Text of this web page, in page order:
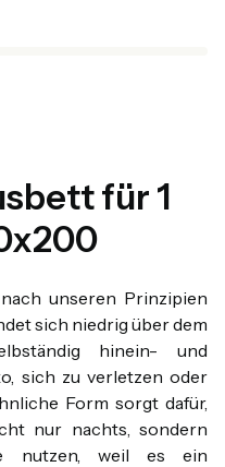
für 1
unseren Prinzipien
sich niedrig über dem
hinein- und
sich zu verletzen oder
Form sorgt dafür,
nur nachts, sondern
nutzen, weil es ein